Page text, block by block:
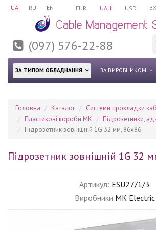
UA RU EN EUR UAH USD
(097) 576-22-88
ЗА ТИПОМ ОБЛАДНАННЯ ЗА ВИРОБНИКОМ
Головна Каталог
Системи прокладки
Пластикові короби MK
Підрозетники,
Підрозетник зовнішній 1G 32 мм, 86x86
Підрозетник зовнішній 1G 32
Артикул: ESU27/1/3
Виробники MK Electric